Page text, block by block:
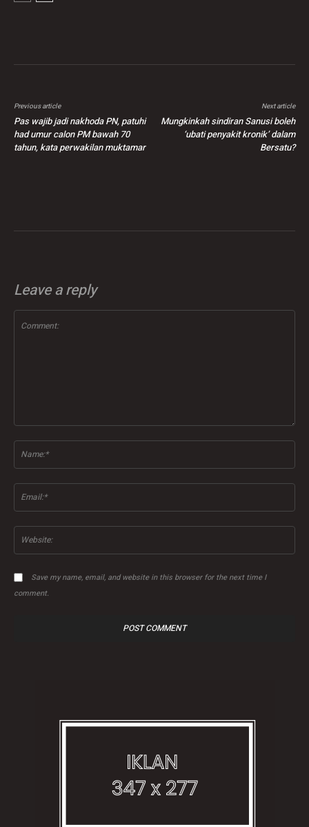
Previous article
Pas wajib jadi nakhoda PN, patuhi
had umur calon PM bawah 70
tahun, kata perwakilan muktamar
Next article
Mungkinkah sindiran Sanusi boleh
‘ubati penyakit kronik’ dalam
Bersatu?
Leave a reply
Save my name, email, and website in this browser for the next time I
comment.